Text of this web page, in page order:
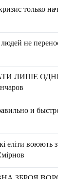
только
не
ЛИШЕ
и
еліти воюють